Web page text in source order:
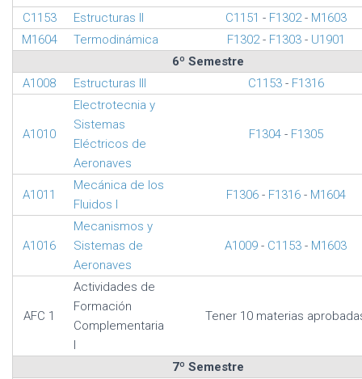
C1153
Estructuras II C1151 - F1302- M1603
M1604
Termodinámica F1302- F1303- U1901
6º Semestre
A1008
Estructuras III C1153- F1316
A1010
Electrotecnia y
Sistemas
Eléctricos de
Aeronaves
F1304- F1305
A1011
Mecánica de los
Fluidos I
F1306- F1316- M1604
A1016
Mecanismos y
Sistemas de
Aeronaves
A1009 - C1153 - M1603
AFC 1
Actividades de
Formación
Complementaria
Tener 10 materias
7º Semestre